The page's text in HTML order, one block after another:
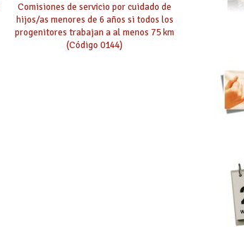
Comisiones de servicio por cuidado de
hijos/as menores de 6 años si todos los
progenitores trabajan a al menos 75 km
(Código 0144)